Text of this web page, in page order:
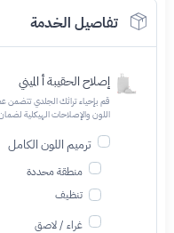
تفاصيل الخدمة
إصلاح الحقيبة أ الميني
قم بإحياء تراثك الجلدي تتضمن
اللون والإصلاحات الهيكلية
ترميم اللون الكامل
منطقة محددة
تنظيف
غراء / لاصق